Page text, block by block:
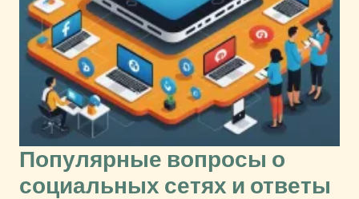
Популярные вопросы о
социальных сетях и ответы